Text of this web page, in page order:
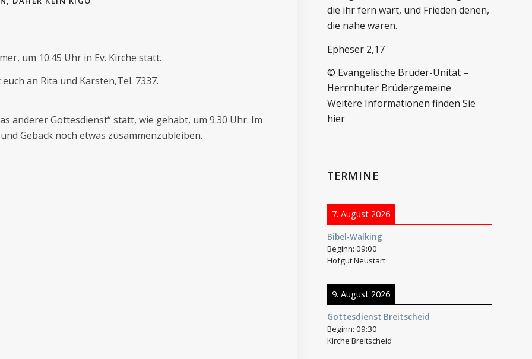
um 10.45 Uhr in Ev. Kirche statt.
an Rita und Karsten,Tel. 7337.
anderer Gottesdienst“ statt, wie gehabt, um 9.30 Uhr. Im
Gebäck noch etwas zusammenzubleiben.
die ihr fern wart, und Frieden denen,
die nahe waren.
Epheser 2,17
© Evangelische Brüder-Unität –
Herrnhuter Brüdergemeine
Weitere Informationen finden Sie
hier
TERMINE
7. August 2026
Bibel-Walking
Beginn:09:00
Hofgut Neustart
9. August 2026
Gottesdienst Breitscheid
Beginn:09:30
Kirche Breitscheid